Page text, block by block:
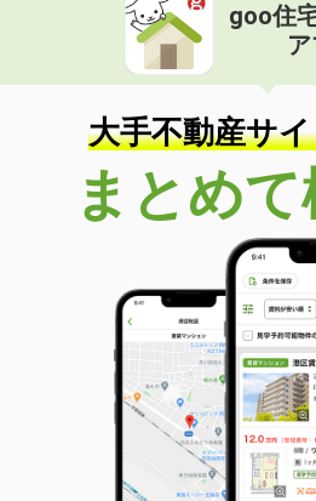
goo住
大手不動産サ
まとめて